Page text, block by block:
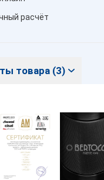
расчёт
товара (3)